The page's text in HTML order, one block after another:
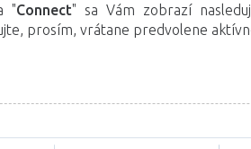
"Connect" sa Vám zobrazí
prosím, vrátane predvolene